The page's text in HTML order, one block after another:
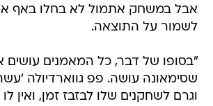
אבל במשחק אתמול לא בחלו באף
לשמור על התוצאה.
"בסופו של דבר, כל המאמנים
שסימאונה עושה. פפ גווארדיולה
וגרם לשחקנים שלו לבזבז זמן, ואין